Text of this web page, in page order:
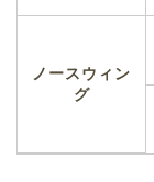
ノースウィン
グ